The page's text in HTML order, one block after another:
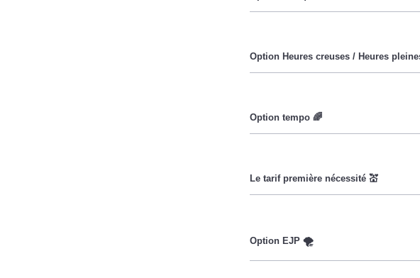
chaque mois sont moins chers,
à Châteaubernard. Ce tarif